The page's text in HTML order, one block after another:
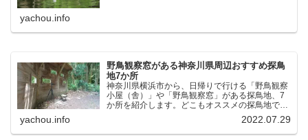
yachou.info
野鳥観察窓がある神奈川県周辺おすすめ探鳥
地7か所
神奈川県横浜市から、日帰りで行ける「野鳥観察
小屋（舎）」や「野鳥観察窓」がある探鳥地、7
か所を紹介します。どこもオススメの探鳥地で
す。実際に訪れてみると、野山にいる野鳥、海や
湖にいる野鳥それぞれ違う観察になりました。街
中にあり、電車で行ける...
yachou.info 2022.07.29